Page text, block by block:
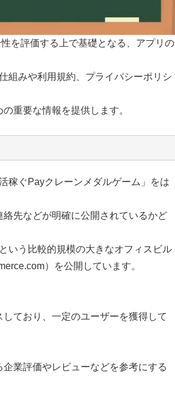
を評価する上で基礎となる、アプリの
組みや利用規約、プライバシーポリシ
重要な情報を提供します。
稼ぐPayクレーンメダルゲーム」をは
先などが明確に公開されているかど
いう比較的規模の大きなオフィスビル
）を公開しています。
ており、一定のユーザーを獲得して
業評価やレビューなどを参考にする